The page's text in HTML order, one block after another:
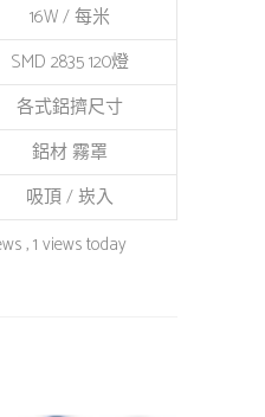
16W / 每米
SMD 2835 120燈
各式鋁擠尺寸
鋁材 霧罩
吸頂 / 崁入
, 1 views today